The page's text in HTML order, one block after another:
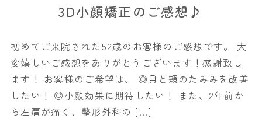
3D小顔矯正のご感想♪
初めてご来院された52歳のお客様のご感想です。 大
変嬉しいご感想をありがとうございます！感謝致し
ます！ お客様のご希望は、 ◎目と頬のたみみを改善
したい！ ◎小顔効果に期待したい！ また、2年前か
ら左肩が痛く、整形外科の […]